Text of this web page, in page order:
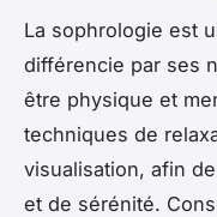
La sophrologie est
différencie par ses
être physique et
techniques de
visualisation, afin
et de sérénité.